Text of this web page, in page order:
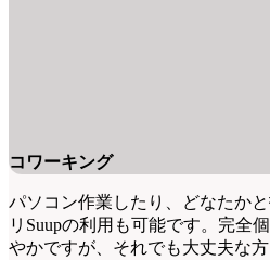
コワーキング
パソコン作業したり、どなたか
リSuupの利用も可能です。完全
やかですが、それでも大丈夫な